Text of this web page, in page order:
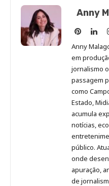
Anny
Anny
no
no
Anny
em
jornalismo
passagem
como
Estado,
acumula
notícias,
público.
onde
apuração,
de